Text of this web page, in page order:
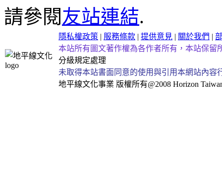
請參閱友站連結.
隱私權政策 | 服務條款 | 提供意見 | 關於我們 |
本站所有圖文著作權為各作者所有，本站保留
分級規定處理
未取得本站書面同意的使用與引用本網站內
地平線文化事業 版權所有@2008 Horizon